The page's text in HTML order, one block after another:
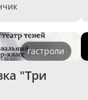
гастроли
"Три